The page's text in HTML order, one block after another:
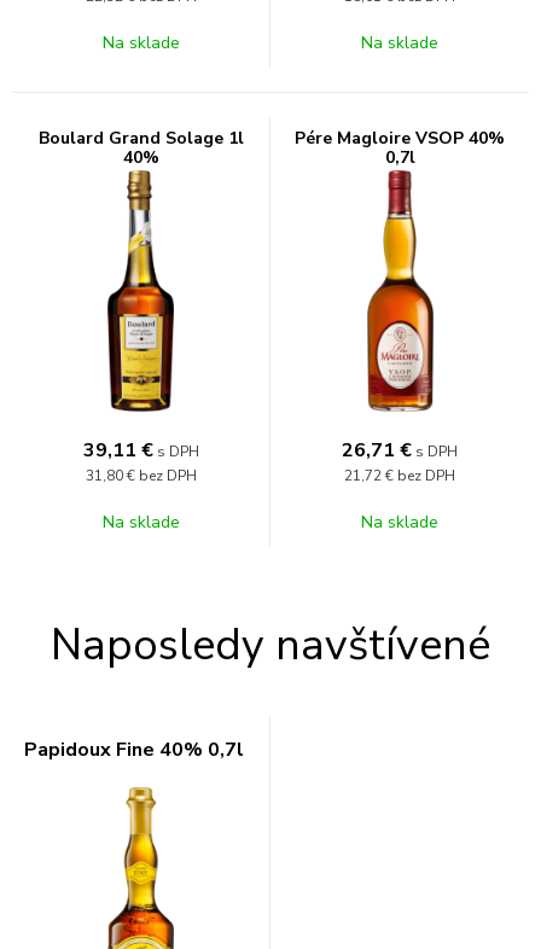
Na sklade Na sklade
Boulard Grand Solage 1l
40%
39,11 € s DPH
31,80 € bez DPH
Na sklade
Pére Magloire VSOP 40%
0,7l
26,71 € s DPH
21,72 € bez DPH
Na sklade
Naposledy navštívené
Papidoux Fine 40% 0,7l